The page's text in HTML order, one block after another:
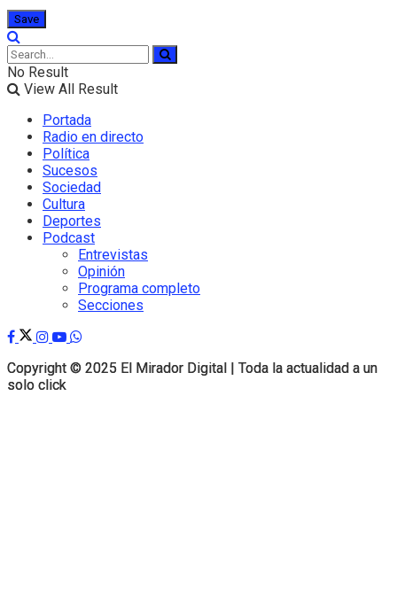
Copyright © 2025 El Mirador Digital | Toda la actualidad a un
solo click
No Result
View All Result
Portada
Radio en directo
Política
Sucesos
Sociedad
Cultura
Deportes
Podcast
Entrevistas
Opinión
Programa completo
Secciones
Copyright © 2025 El Mirador Digital | Toda la actualidad a un
solo click